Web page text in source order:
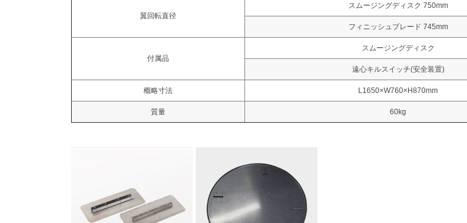
翼回転直径
スムージングディスク 750mm
フィニッシュブレード 745mm
付属品
スムージングディスク
遠心キルスイッチ(安全装置)
概略寸法 L1650×W760×H870mm
質量 60kg